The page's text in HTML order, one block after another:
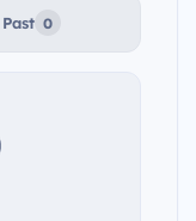
Past 0